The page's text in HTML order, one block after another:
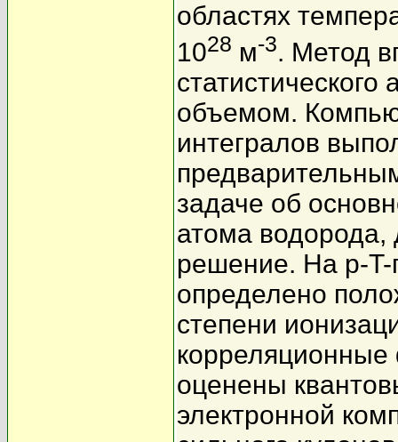
областях
1028 м-3. Метод
объемом.
интегралов
задаче об
атома водорода,
решение. На p-T-
определено
степени
корреляционные
оценены
электронной